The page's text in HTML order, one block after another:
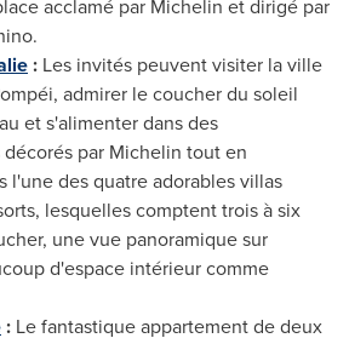
acclamé par Michelin et dirigé par
: Les invités peuvent visiter la ville
admirer le coucher du soleil
et s'alimenter dans des
par Michelin tout en
l'une des quatre adorables villas
lesquelles comptent trois à six
une vue panoramique sur
d'espace intérieur comme
: Le fantastique appartement de deux